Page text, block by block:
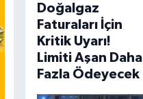
Doğalgaz
Faturaları İçin
Kritik Uyarı!
Limiti Aşan Daha
Fazla Ödeyecek